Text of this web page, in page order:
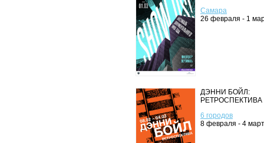
Самара
26 февраля - 1
ДЭННИ БОЙЛ:
РЕТРОСПЕКТИВА
6 городов
8 февраля - 4